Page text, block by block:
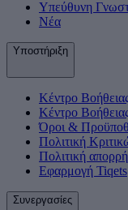
Υπεύθυνη
Νέα
Υποστήριξη
Κέντρο
Κέντρο
Όροι &
Πολιτική
Πολιτική
Εφαρμογή Tiqets
Συνεργασίες